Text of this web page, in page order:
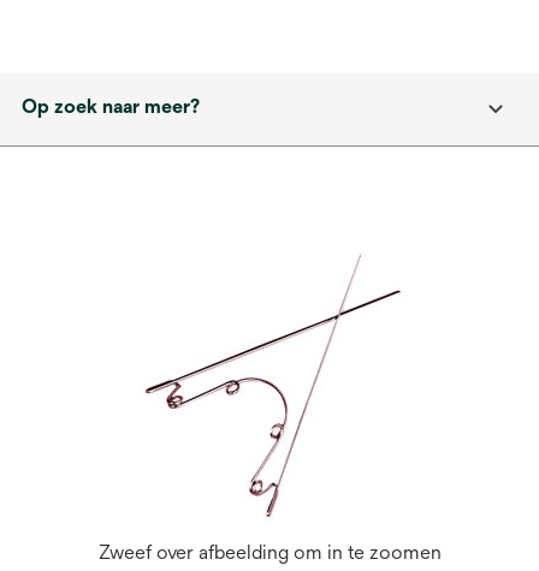
Op zoek naar meer?
Zweef over afbeelding om in te zoomen